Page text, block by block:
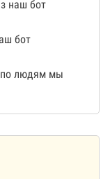
наш бот
бот
людям мы